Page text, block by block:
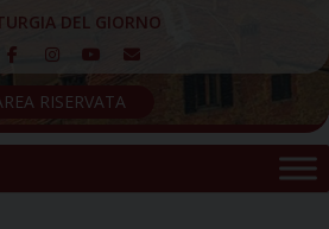
DEL GIORNO
RISERVATA